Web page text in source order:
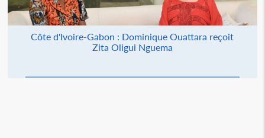
Côte d'Ivoire-Gabon : Dominique Ouattara reçoit
Zita Oligui Nguema